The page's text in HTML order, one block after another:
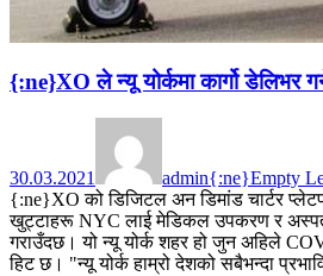
{:ne}XO ले न्यू योर्कमा कार्गो डेलिभर
30.03.2021 admin{:ne}Empty
{:ne}XO को डिजिटल अन डिमांड चार्टर
खुट्टाहरू NYC लाई मेडिकल उपकरण र
गराउँदछ। यो न्यू योर्क शहर हो जुन अहिले
हिट छ। "न्यू योर्क हाम्रो देशको सबैभन्दा